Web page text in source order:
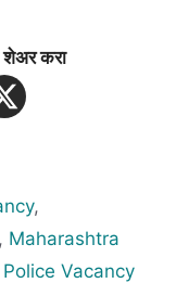
शेअर करा
,
, Maharashtra
Vacancy